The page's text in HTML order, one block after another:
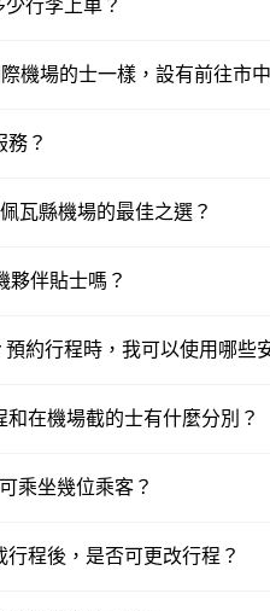
行李上車？
機場的士一樣，設有前往市
務？
瓦縣機場的最佳之選？
夥伴貼士嗎？
約行程時，我可以使用哪些
在機場截的士有什麼分別？
乘坐幾位乘客？
程後，是否可更改行程？